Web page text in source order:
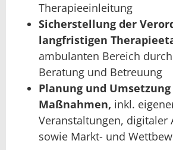
Therapieeinleitung
Sicherstellung der
langfristigen
ambulanten Bereich
Beratung und Betreuung
Planung und
Maßnahmen, inkl.
Veranstaltungen, digitaler
sowie Markt- und